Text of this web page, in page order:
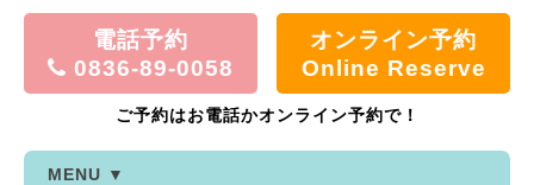
電話予約
0836-89-0058
オンライン予約
Online Reserve
ご予約はお電話かオンライン予約で！
MENU ▼